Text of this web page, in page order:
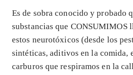
Es de sobra conocido y probado
substancias que CONSUMIMOS
estos neurotóxicos (desde los
sintéticas, aditivos en la comida,
carburos que respiramos en la